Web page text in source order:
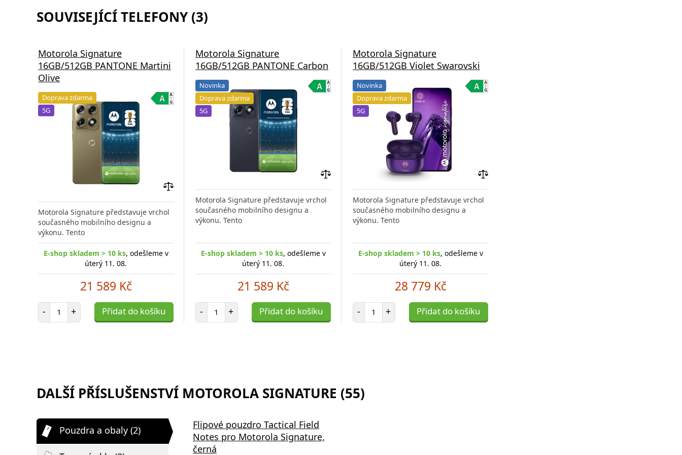
SOUVISEJÍCÍ TELEFONY (3)
Motorola Signature
16GB/512GB PANTONE Martini
Olive
Doprava zdarma
5G
porovnání
Motorola Signature představuje vrchol
současného mobilního designu a
výkonu. Tento
E-shop skladem > 10 ks, odešleme v
úterý 11. 08.
21 589 Kč
- Počet položek
+ Přidat do košíku
Motorola Signature
16GB/512GB PANTONE Carbon
Novinka
Doprava zdarma
5G
porovnání
Motorola Signature představuje vrchol
současného mobilního designu a
výkonu. Tento
E-shop skladem > 10 ks, odešleme v
úterý 11. 08.
21 589 Kč
- Počet položek
+ Přidat do košíku
Motorola Signature
16GB/512GB Violet Swarovski
Novinka
Doprava zdarma
5G
porovnání
Motorola Signature představuje vrchol
současného mobilního designu a
výkonu. Tento
E-shop skladem > 10 ks, odešleme v
úterý 11. 08.
28 779 Kč
- Počet položek
+ Přidat do košíku
DALŠÍ PŘÍSLUŠENSTVÍ MOTOROLA SIGNATURE (55)
Pouzdra a obaly (2)
Flipové pouzdro Tactical Field
Notes pro Motorola Signature,
černá